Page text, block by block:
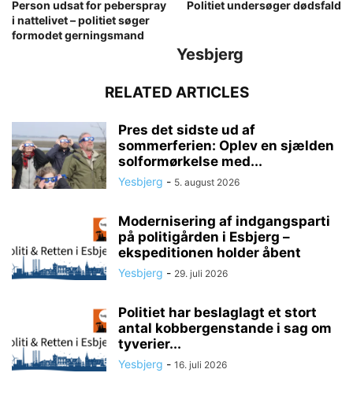
Person udsat for peberspray
i nattelivet – politiet søger
formodet gerningsmand
Politiet undersøger dødsfald
Yesbjerg
RELATED ARTICLES
Pres det sidste ud af
sommerferien: Oplev en sjælden
solformørkelse med...
Yesbjerg - 5. august 2026
Modernisering af indgangsparti
på politigården i Esbjerg –
ekspeditionen holder åbent
Yesbjerg - 29. juli 2026
Politiet har beslaglagt et stort
antal kobbergenstande i sag om
tyverier...
Yesbjerg - 16. juli 2026